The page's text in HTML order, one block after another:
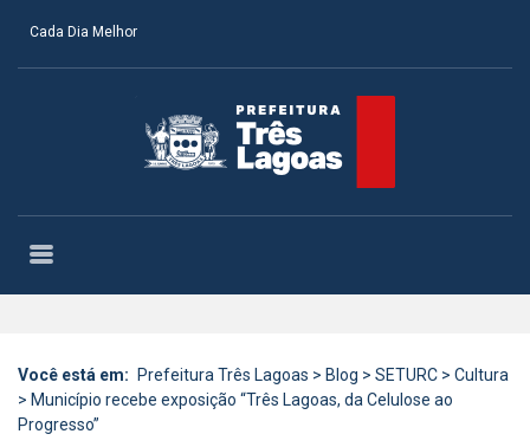
Cada Dia Melhor
Você está em: Prefeitura Três Lagoas > Blog > SETURC > Cultura
> Município recebe exposição “Três Lagoas, da Celulose ao
Progresso”